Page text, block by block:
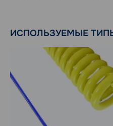
ИСПОЛЬЗУЕМЫЕ